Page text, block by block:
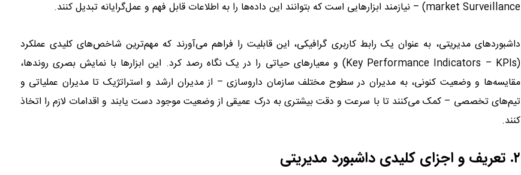
market Surveillance) – نیازمند ابزارهایی است که بتوانند این داده‌ها را به اطلاعات قابل فهم و عمل‌گرایانه تبدیل کنند.
داشبوردهای مدیریتی، به عنوان یک رابط کاربری گرافیکی، این قابلیت را فراهم می‌آورند که مهم‌ترین شاخص‌های کلیدی عملکرد
(Key Performance Indicators – KPIs) و معیارهای حیاتی را در یک نگاه رصد کرد. این ابزارها با نمایش بصری روندها،
مقایسه‌ها و وضعیت کنونی، به مدیران در سطوح مختلف سازمان داروسازی – از مدیران ارشد و استراتژیک تا مدیران عملیاتی و
تیم‌های تخصصی – کمک می‌کنند تا با سرعت و دقت بیشتری به درک عمیقی از وضعیت موجود دست یابند و اقدامات لازم را اتخاذ
کنند.
۲. تعریف و اجزای کلیدی داشبورد مدیریتی